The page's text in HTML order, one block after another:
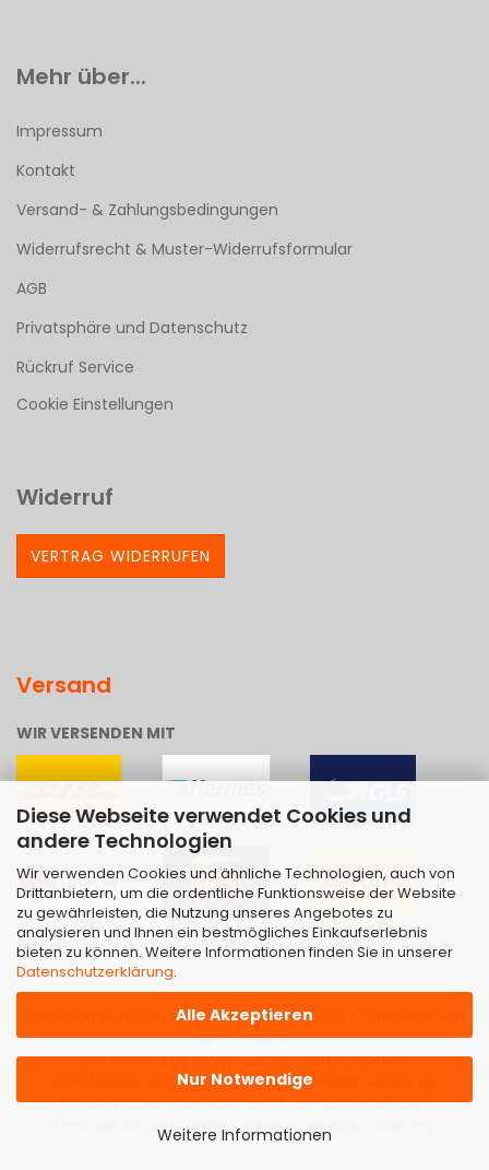
Diese Webseite verwendet Cookies und
andere Technologien
Wir verwenden Cookies und ähnliche Technologien, auch von
Drittanbietern, um die ordentliche Funktionsweise der Website
zu gewährleisten, die Nutzung unseres Angebotes zu
analysieren und Ihnen ein bestmögliches Einkaufserlebnis
bieten zu können. Weitere Informationen finden Sie in unserer
Datenschutzerklärung.
Alle Akzeptieren
Nur Notwendige
Weitere Informationen
Mehr über...
Impressum
Kontakt
Versand- & Zahlungsbedingungen
Widerrufsrecht & Muster-Widerrufsformular
AGB
Privatsphäre und Datenschutz
Rückruf Service
Cookie Einstellungen
Widerruf
VERTRAG WIDERRUFEN
Versand
WIR VERSENDEN MIT
mit Gambio.de © 2026 | Template von
JungCreative.
Alle Preise inkl. MwSt. & zzgl. Versandkosten
Alle Markennamen, Warenzeichen sowie sämtliche
Produktbilder sind Eigentum Ihrer rechtmäßigen
Eigentümer und dienen hier nur der Beschreibung.